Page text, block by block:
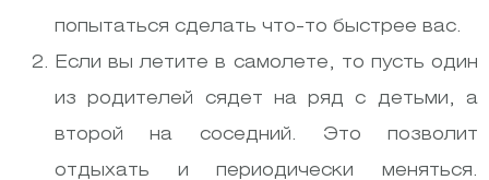
попытаться сделать что-то быстрее вас.
Если вы летите в самолете, то пусть один
из родителей сядет на ряд с детьми, а
второй на соседний. Это позволит
отдыхать и периодически меняться.